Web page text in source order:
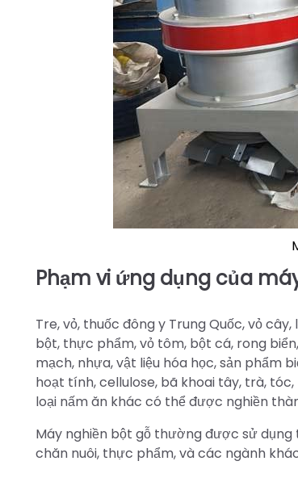
Phạm vi ứng dụng của
Tre, vỏ, thuốc đông y Trung Quốc, vỏ
bột, thực phẩm, vỏ tôm, bột cá, rong
mạch, nhựa, vật liệu hóa học, sản phẩm
hoạt tính, cellulose, bã khoai tây, trà,
loại nấm ăn khác có thể được nghiền
Máy nghiền bột gỗ thường được sử
chăn nuôi, thực phẩm, và các ngành